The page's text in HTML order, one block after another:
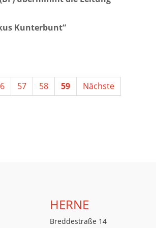
Kunterbunt“
57 58 59
Nächste
HERNE
Breddestraße 14